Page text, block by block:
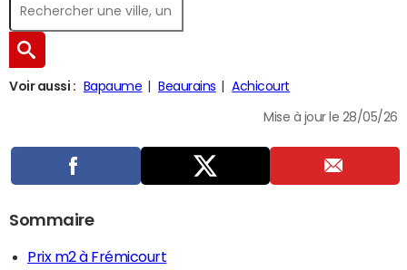
Voir aussi : Bapaume Beaurains Achicourt
Mise à jour le 28/05/26
Sommaire
Prix m2 à Frémicourt